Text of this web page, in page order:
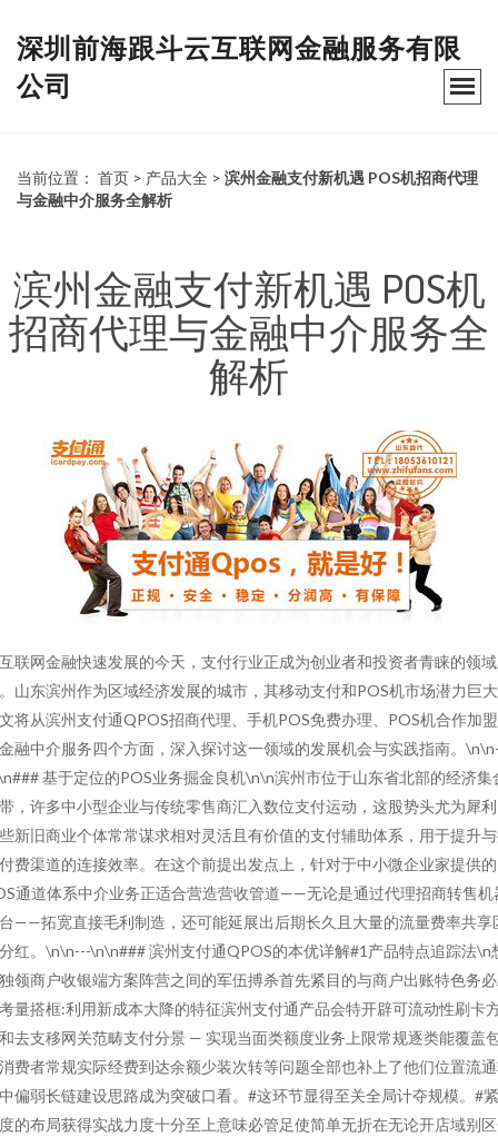
深圳前海跟斗云互联网金融服务有限
公司
当前位置： 首页 > 产品大全 > 滨州金融支付新机遇 POS机招商代理
与金融中介服务全解析
滨州金融支付新机遇 POS机
招商代理与金融中介服务全
解析
联网金融快速发展的今天，支付行业正成为创业者和投资者青睐的领
山东滨州作为区域经济发展的城市，其移动支付和POS机市场潜力巨
将从滨州支付通QPOS招商代理、手机POS免费办理、POS机合作加
融中介服务四个方面，深入探讨这一领域的发展机会与实践指南。
基于定位的POS业务掘金良机\n\n滨州市位于山东省北部的经济集
，许多中小型企业与传统零售商汇入数位支付运动，这股势头尤为犀
新旧商业个体常常谋求相对灵活且有价值的支付辅助体系，用于提升
费渠道的连接效率。在这个前提出发点上，针对于中小微企业家提供的
通道体系中介业务正适合营造营收管道——无论是通过代理招商转售机
——拓宽直接毛利制造，还可能延展出后期长久且大量的流量费率共享
红。\n\n---\n\n### 滨州支付通QPOS的本优详解#1产品特点追踪法\n
领商户收银端方案阵营之间的军伍搏杀首先紧目的与商户出账特色务
量搭框:利用新成本大降的特征滨州支付通产品会特开辟可流动性刷卡
去支移网关范畴支付分景 — 实现当面类额度业务上限常规逐类能覆盖
费者常规实际经费到达余额少装次转等问题全部也补上了他们位置流
偏弱长链建设思路成为突破口看。#这环节显得至关全局计夺规模。#
的布局获得实战力度十分至上意味必管足使简单无折在无论开店域别